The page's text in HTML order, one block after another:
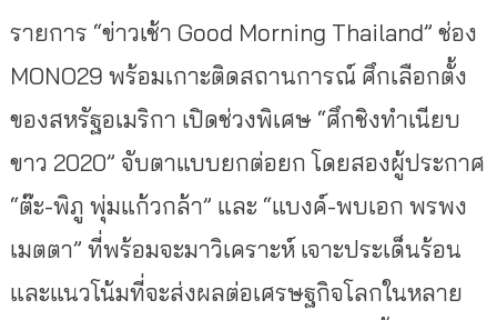
รายการ “ข่าวเช้า Good Morning Thailand” ช่อง
MONO29 พร้อมเกาะติดสถานการณ์ ศึกเลือกตั้ง
ของสหรัฐอเมริกา เปิดช่วงพิเศษ “ศึกชิงทำเนียบ
ขาว 2020” จับตาแบบยกต่อยก โดยสองผู้ประกาศ
“ต๊ะ-พิภู พุ่มแก้วกล้า” และ “แบงค์-พบเอก พรพง
เมตตา” ที่พร้อมจะมาวิเคราะห์ เจาะประเด็นร้อน
และแนวโน้มที่จะส่งผลต่อเศรษฐกิจโลกในหลาย